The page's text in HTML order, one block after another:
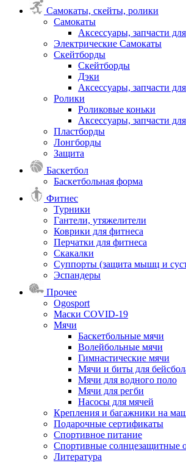
Самокаты, скейты, ролики
Самокаты
Аксессуары, запчасти
Электрические Самокаты
Скейтборды
Скейтборды
Дэки
Аксессуары, запчасти
Ролики
Роликовые коньки
Аксессуары, запчасти
Пластборды
Лонгборды
Защита
Баскетбол
Баскетбольная форма
Фитнес
Турники
Гантели, утяжелители
Коврики для фитнеса
Перчатки для фитнеса
Скакалки
Суппорты (защита мышц и
Эспандеры
Прочее
Ogosport
Маски COVID-19
Мячи
Баскетбольные мячи
Волейбольные мячи
Гимнастические мячи
Мячи и биты для
Мячи для водного поло
Мячи для регби
Насосы для мячей
Крепления и багажники на
Подарочные сертификаты
Спортивное питание
Спортивные солнцезащитные
Литература